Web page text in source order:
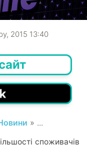
2015 13:40
» ...
споживачів